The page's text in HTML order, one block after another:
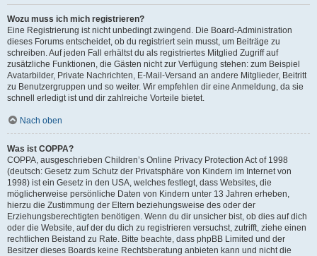
Wozu muss ich mich registrieren?
Eine Registrierung ist nicht unbedingt zwingend. Die Board-Administration
dieses Forums entscheidet, ob du registriert sein musst, um Beiträge zu
schreiben. Auf jeden Fall erhältst du als registriertes Mitglied Zugriff auf
zusätzliche Funktionen, die Gästen nicht zur Verfügung stehen: zum Beispiel
Avatarbilder, Private Nachrichten, E-Mail-Versand an andere Mitglieder, Beitritt
zu Benutzergruppen und so weiter. Wir empfehlen dir eine Anmeldung, da sie
schnell erledigt ist und dir zahlreiche Vorteile bietet.
Nach oben
Was ist COPPA?
COPPA, ausgeschrieben Children’s Online Privacy Protection Act of 1998
(deutsch: Gesetz zum Schutz der Privatsphäre von Kindern im Internet von
1998) ist ein Gesetz in den USA, welches festlegt, dass Websites, die
möglicherweise persönliche Daten von Kindern unter 13 Jahren erheben,
hierzu die Zustimmung der Eltern beziehungsweise des oder der
Erziehungsberechtigten benötigen. Wenn du dir unsicher bist, ob dies auf dich
oder die Website, auf der du dich zu registrieren versuchst, zutrifft, ziehe einen
rechtlichen Beistand zu Rate. Bitte beachte, dass phpBB Limited und der
Besitzer dieses Boards keine Rechtsberatung anbieten kann und nicht die